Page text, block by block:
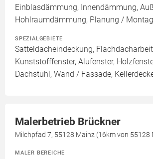
Einblasdämmung, Innendämmung,
Hohlraumdämmung, Planung /
SPEZIALGEBIETE
Satteldacheindeckung,
Kunststofffenster, Alufenster,
Dachstuhl, Wand / Fassade,
Malerbetrieb Brückner
Milchpfad 7, 55128 Mainz (16km von 55128
MALER BEREICHE